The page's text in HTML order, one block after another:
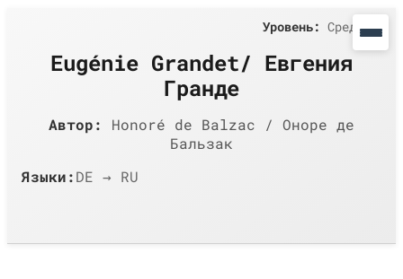
Eugénie Grandet/ Евгения
Гранде
Автор:
Honoré de Balzac / Оноре де
Бальзак
Языки:DE → RU
Уровень: Средний